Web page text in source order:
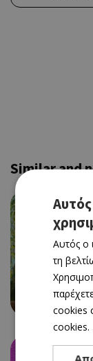
Similar and
CAFE
BEAN BAR
Αυτός ο
τη
cookies
cookies.